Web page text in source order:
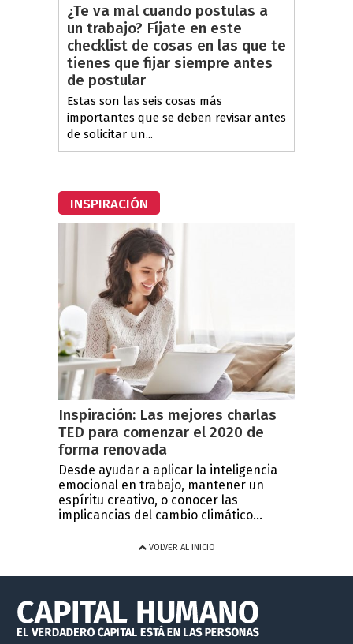
¿Te va mal cuando postulas a
un trabajo? Fíjate en este
checklist de cosas en las que te
tienes que fijar siempre antes
de postular
Estas son las seis cosas más
importantes que se deben revisar antes
de solicitar un...
INSPIRACIÓN
Inspiración: Las mejores charlas
TED para comenzar el 2020 de
forma renovada
Desde ayudar a aplicar la inteligencia
emocional en trabajo, mantener un
espíritu creativo, o conocer las
implicancias del cambio climático...
VOLVER AL INICIO